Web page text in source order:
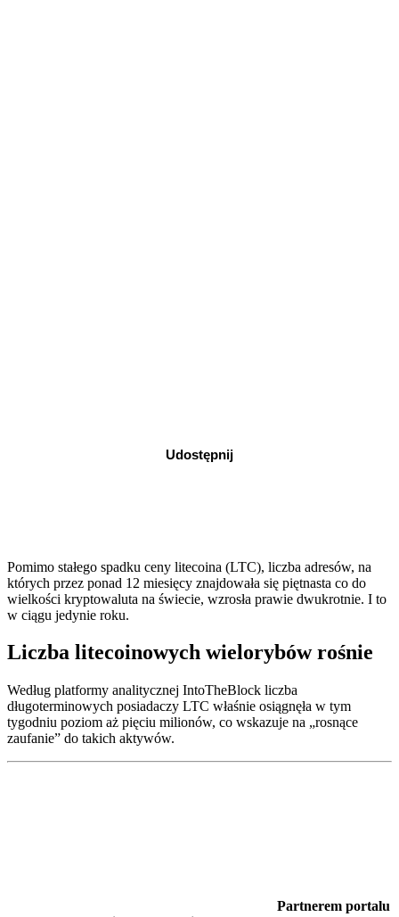
Udostępnij
Pomimo stałego spadku ceny litecoina (LTC), liczba adresów, na
których przez ponad 12 miesięcy znajdowała się piętnasta co do
wielkości kryptowaluta na świecie, wzrosła prawie dwukrotnie. I to
w ciągu jedynie roku.
Liczba litecoinowych wielorybów rośnie
Według platformy analitycznej IntoTheBlock liczba
długoterminowych posiadaczy LTC właśnie osiągnęła w tym
tygodniu poziom aż pięciu milionów, co wskazuje na „rosnące
zaufanie” do takich aktywów.
Partnerem portalu